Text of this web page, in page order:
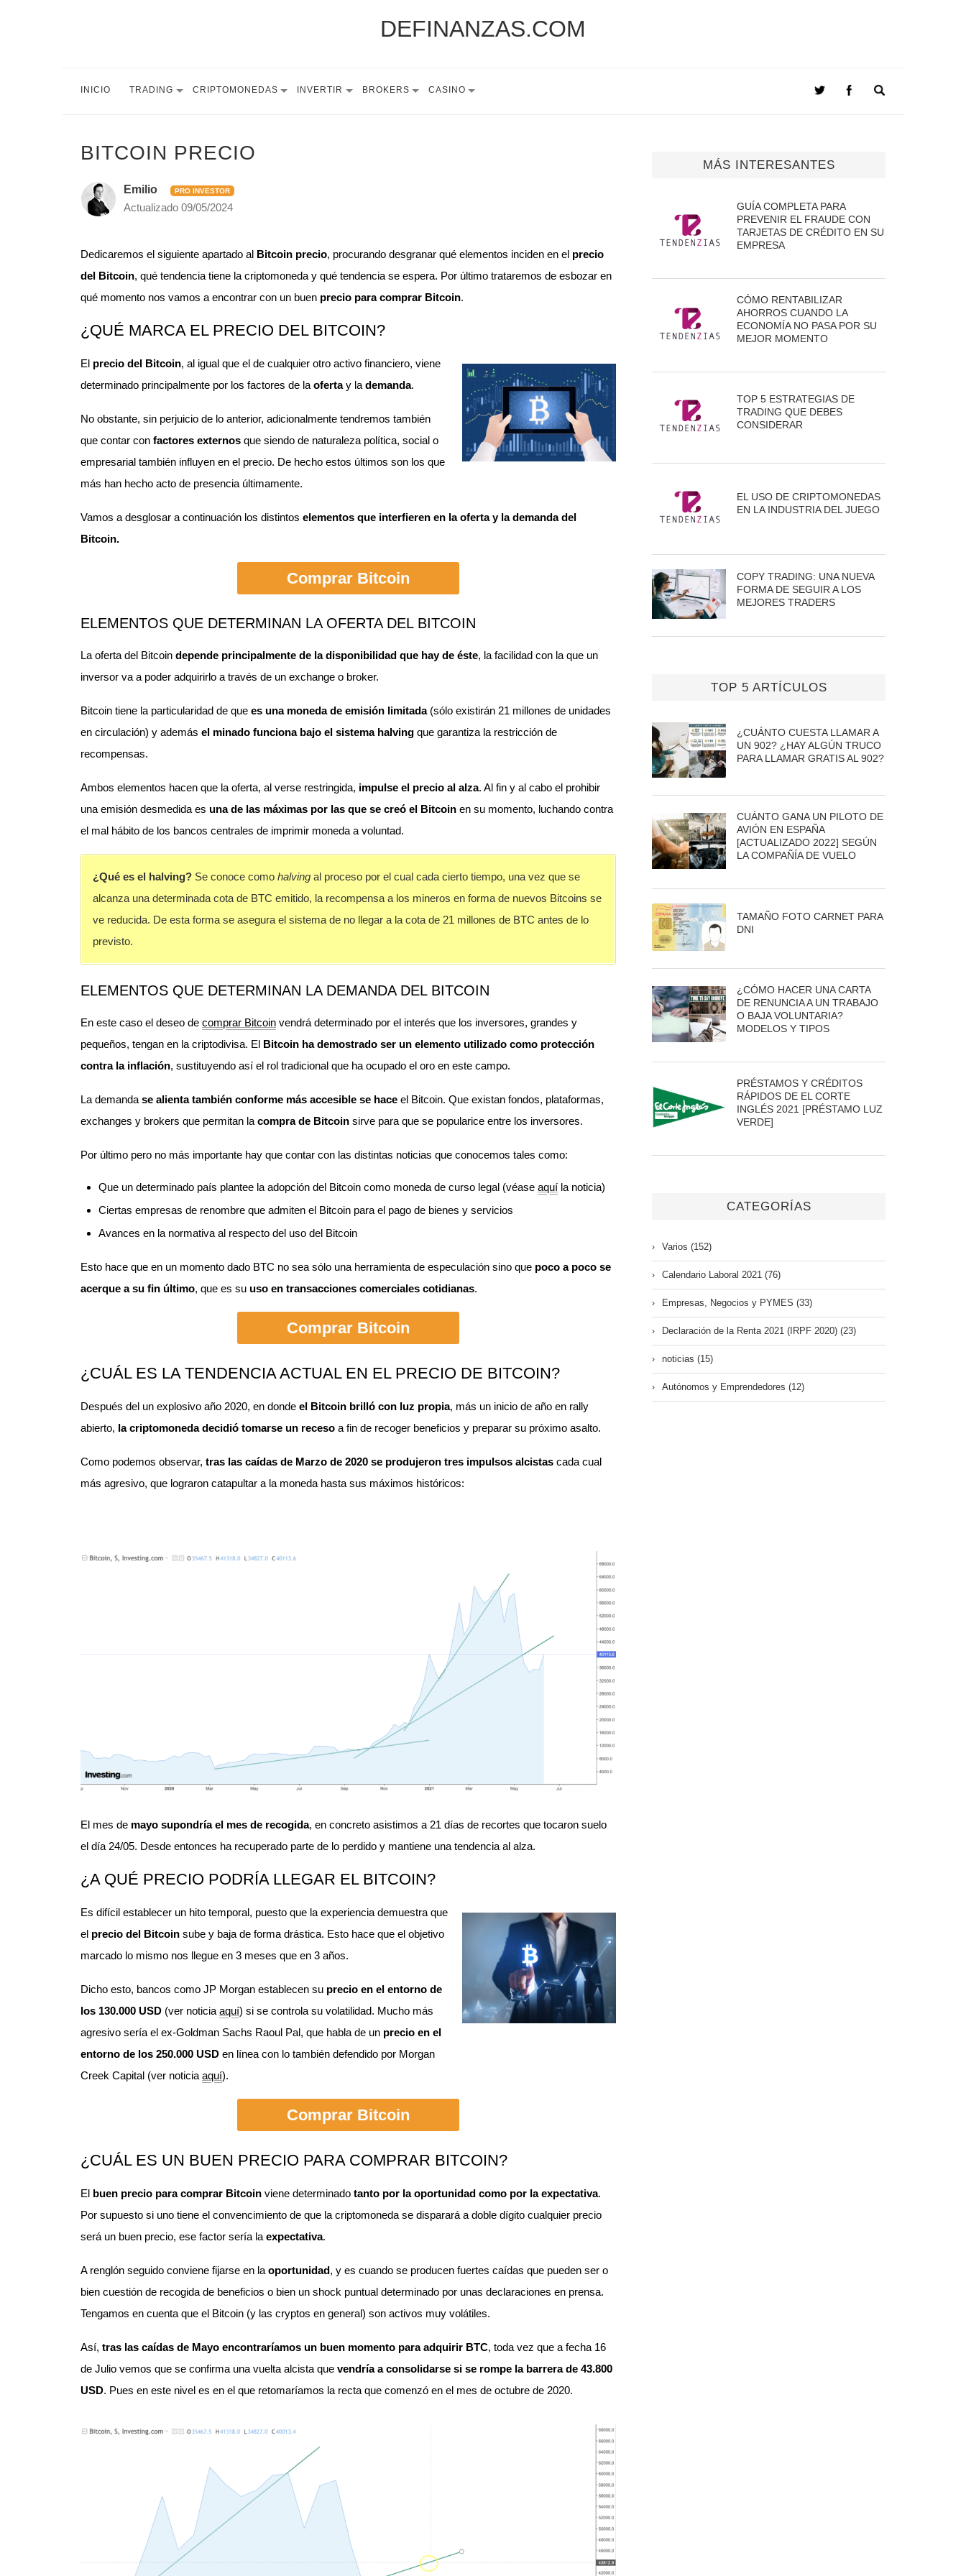
DEFINANZAS.COM
INICIO TRADING CRIPTOMONEDAS INVERTIR BROKERS CASINO
BITCOIN PRECIO
Emilio PRO INVESTOR
Actualizado 09/05/2024
Dedicaremos el siguiente apartado al Bitcoin precio, procurando desgranar qué elementos inciden en el precio
del Bitcoin, qué tendencia tiene la criptomoneda y qué tendencia se espera. Por último trataremos de esbozar en
qué momento nos vamos a encontrar con un buen precio para comprar Bitcoin.
¿QUÉ MARCA EL PRECIO DEL BITCOIN?
El precio del Bitcoin, al igual que el de cualquier otro activo financiero, viene
determinado principalmente por los factores de la ofertay la demanda.
No obstante, sin perjuicio de lo anterior, adicionalmente tendremos también
que contar con factores externos que siendo de naturaleza política, social o
empresarial también influyen en el precio. De hecho estos últimos son los que
más han hecho acto de presencia últimamente.
Vamos a desglosar a continuación los distintos elementos que interfieren en la oferta y la demanda del
Bitcoin.
Comprar Bitcoin
ELEMENTOS QUE DETERMINAN LA OFERTA DEL BITCOIN
La oferta del Bitcoin depende principalmente de la disponibilidad que hay de éste, la facilidad con la que un
inversor va a poder adquirirlo a través de un exchange o broker.
Bitcoin tiene la particularidad de que es una moneda de emisión limitada(sólo existirán 21 millones de unidades
en circulación) y además el minado funciona bajo el sistema halving que garantiza la restricción de
recompensas.
Ambos elementos hacen que la oferta, al verse restringida, impulse el precio al alza. Al fin y al cabo el prohibir
una emisión desmedida es una de las máximas por las que se creó el Bitcoin en su momento, luchando contra
el mal hábito de los bancos centrales de imprimir moneda a voluntad.
¿Qué es el halving? Se conoce como halving al proceso por el cual cada cierto tiempo, una vez que se
alcanza una determinada cota de BTC emitido, la recompensa a los mineros en forma de nuevos Bitcoins se
ve reducida. De esta forma se asegura el sistema de no llegar a la cota de 21 millones de BTC antes de lo
previsto.
ELEMENTOS QUE DETERMINAN LA DEMANDA DEL BITCOIN
En este caso el deseo de comprar Bitcoin vendrá determinado por el interés que los inversores, grandes y
pequeños, tengan en la criptodivisa. El Bitcoin ha demostrado ser un elemento utilizado como protección
contra la inflación, sustituyendo así el rol tradicional que ha ocupado el oro en este campo.
La demanda se alienta también conforme más accesible se hace el Bitcoin. Que existan fondos, plataformas,
exchanges y brokers que permitan la compra de Bitcoin sirve para que se popularice entre los inversores.
Por último pero no más importante hay que contar con las distintas noticias que conocemos tales como:
Que un determinado país plantee la adopción del Bitcoin como moneda de curso legal (véase aquí la noticia)
Ciertas empresas de renombre que admiten el Bitcoin para el pago de bienes y servicios
Avances en la normativa al respecto del uso del Bitcoin
Esto hace que en un momento dado BTC no sea sólo una herramienta de especulación sino que poco a poco se
acerque a su fin último, que es su uso en transacciones comerciales cotidianas.
Comprar Bitcoin
¿CUÁL ES LA TENDENCIA ACTUAL EN EL PRECIO DE BITCOIN?
Después del un explosivo año 2020, en donde el Bitcoin brilló con luz propia, más un inicio de año en rally
abierto, la criptomoneda decidió tomarse un receso a fin de recoger beneficios y preparar su próximo asalto.
Como podemos observar, tras las caídas de Marzo de 2020 se produjeron tres impulsos alcistas cada cual
más agresivo, que lograron catapultar a la moneda hasta sus máximos históricos:
El mes de mayo supondría el mes de recogida, en concreto asistimos a 21 días de recortes que tocaron suelo
el día 24/05. Desde entonces ha recuperado parte de lo perdido y mantiene una tendencia al alza.
¿A QUÉ PRECIO PODRÍA LLEGAR EL BITCOIN?
Es difícil establecer un hito temporal, puesto que la experiencia demuestra que
el precio del Bitcoin sube y baja de forma drástica. Esto hace que el objetivo
marcado lo mismo nos llegue en 3 meses que en 3 años.
Dicho esto, bancos como JP Morgan establecen su precio en el entorno de
los 130.000 USD (ver noticia aquí) si se controla su volatilidad. Mucho más
agresivo sería el ex-Goldman Sachs Raoul Pal, que habla de un precio en el
entorno de los 250.000 USD en línea con lo también defendido por Morgan
Creek Capital (ver noticia aquí).
Comprar Bitcoin
¿CUÁL ES UN BUEN PRECIO PARA COMPRAR BITCOIN?
El buen precio para comprar Bitcoin viene determinado tanto por la oportunidad como por la expectativa.
Por supuesto si uno tiene el convencimiento de que la criptomoneda se disparará a doble dígito cualquier precio
será un buen precio, ese factor sería la expectativa.
A renglón seguido conviene fijarse en la oportunidad, y es cuando se producen fuertes caídas que pueden ser o
bien cuestión de recogida de beneficios o bien un shock puntual determinado por unas declaraciones en prensa.
Tengamos en cuenta que el Bitcoin (y las cryptos en general) son activos muy volátiles.
Así, tras las caídas de Mayo encontraríamos un buen momento para adquirir BTC, toda vez que a fecha 16
de Julio vemos que se confirma una vuelta alcista que vendría a consolidarse si se rompe la barrera de 43.800
USD. Pues en este nivel es en el que retomaríamos la recta que comenzó en el mes de octubre de 2020.
MÁS INTERESANTES
GUÍA COMPLETA PARA
PREVENIR EL FRAUDE CON
TARJETAS DE CRÉDITO EN SU
EMPRESA
CÓMO RENTABILIZAR
AHORROS CUANDO LA
ECONOMÍA NO PASA POR SU
MEJOR MOMENTO
TOP 5 ESTRATEGIAS DE
TRADING QUE DEBES
CONSIDERAR
EL USO DE CRIPTOMONEDAS
EN LA INDUSTRIA DEL JUEGO
COPY TRADING: UNA NUEVA
FORMA DE SEGUIR A LOS
MEJORES TRADERS
TOP 5 ARTÍCULOS
¿CUÁNTO CUESTA LLAMAR A
UN 902? ¿HAY ALGÚN TRUCO
PARA LLAMAR GRATIS AL 902?
CUÁNTO GANA UN PILOTO DE
AVIÓN EN ESPAÑA
[ACTUALIZADO 2022] SEGÚN
LA COMPAÑÍA DE VUELO
TAMAÑO FOTO CARNET PARA
DNI
¿CÓMO HACER UNA CARTA
DE RENUNCIA A UN TRABAJO
O BAJA VOLUNTARIA?
MODELOS Y TIPOS
PRÉSTAMOS Y CRÉDITOS
RÁPIDOS DE EL CORTE
INGLÉS 2021 [PRÉSTAMO LUZ
VERDE]
CATEGORÍAS
Varios (152)
Calendario Laboral 2021 (76)
Empresas, Negocios y PYMES (33)
Declaración de la Renta 2021 (IRPF 2020) (23)
noticias (15)
Autónomos y Emprendedores (12)